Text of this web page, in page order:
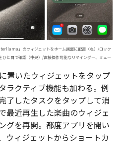
」のウィジェットをホーム画面に配置（左）/ロック
と目で確認（中央）/直接操作可能なリマインダー、ミュー
置いたウィジェットをタップ
ラクティブ機能も加わる。例
了したタスクをタップして消
最近再生した楽曲のウィジェ
グを再開。都度アプリを開い
ウィジェットからショートカ